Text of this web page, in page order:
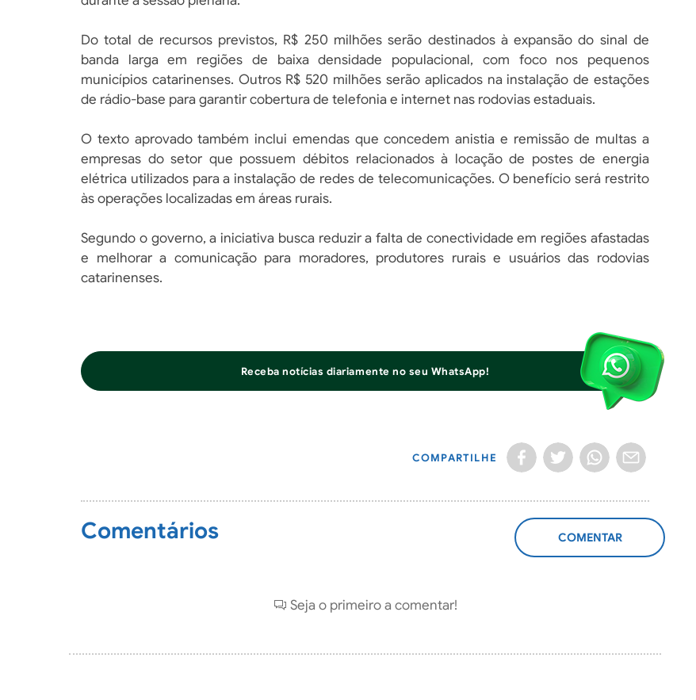
Do total de recursos previstos, R$ 250 milhões serão destinados à expansão do sinal de
banda larga em regiões de baixa densidade populacional, com foco nos pequenos
municípios catarinenses. Outros R$ 520 milhões serão aplicados na instalação de estações
de rádio-base para garantir cobertura de telefonia e internet nas rodovias estaduais.
O texto aprovado também inclui emendas que concedem anistia e remissão de multas a
empresas do setor que possuem débitos relacionados à locação de postes de energia
elétrica utilizados para a instalação de redes de telecomunicações. O benefício será restrito
às operações localizadas em áreas rurais.
Segundo o governo, a iniciativa busca reduzir a falta de conectividade em regiões afastadas
e melhorar a comunicação para moradores, produtores rurais e usuários das rodovias
catarinenses.
Receba notícias diariamente no seu WhatsApp!
COMPARTILHE
Comentários
ADICIONAR
COMENTÁRIO
Seja o primeiro a comentar!